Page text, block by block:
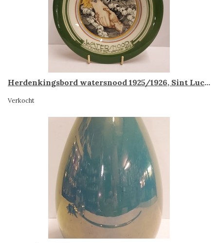
Herdenkingsbord watersnood 1925/1926, Sint Lucas
Verkocht